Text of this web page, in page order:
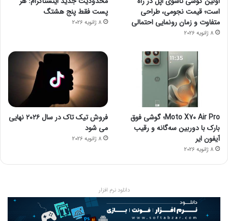
است؛ قیمت نجومی، طراحی
متفاوت و زمان رونمایی احتمالی
8 ژانویه 2026
پست فقط پنج هشتگ
8 ژانویه 2026
Moto X70 Air Pro؛ گوشی فوق
بارک با دوربین سه‌گانه و رقیب
آیفون ایر
8 ژانویه 2026
فروش تیک تاک در سال ۲۰۲۶ نهایی
می شود
8 ژانویه 2026
دانلود نرم افزار